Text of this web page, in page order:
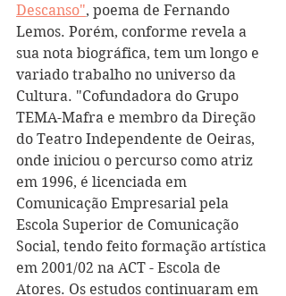
Descanso", poema de Fernando
Lemos. Porém, conforme revela a
sua nota biográfica, tem um longo e
variado trabalho no universo da
Cultura. "Cofundadora do Grupo
TEMA-Mafra e membro da Direção
do Teatro Independente de Oeiras,
onde iniciou o percurso como atriz
em 1996, é licenciada em
Comunicação Empresarial pela
Escola Superior de Comunicação
Social, tendo feito formação artística
em 2001/02 na ACT - Escola de
Atores. Os estudos continuaram em